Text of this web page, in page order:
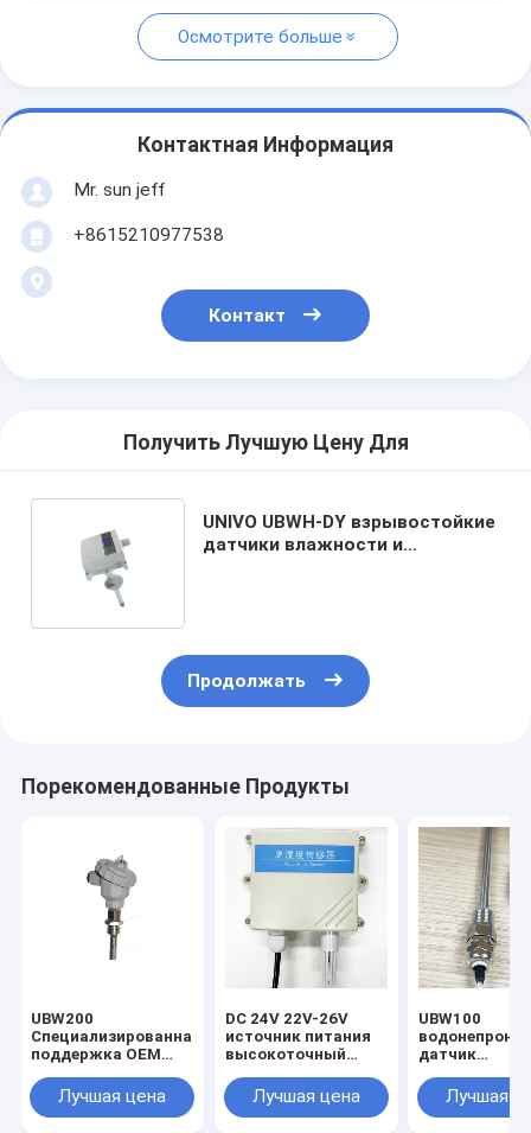
Осмотрите больше
Контактная Информация
Mr. sun jeff
+8615210977538
Контакт
Получить Лучшую Цену Для
UNIVO UBWH-DY взрывостойкие
датчики влажности и
Продолжать
Порекомендованные Продукты
UBW200
Специализированная
поддержка OEM
для цифровых
датчиков
Лучшая цена
DC 24V 22V-26V
источник питания
высокоточный
температуры и
влажности
Лучшая цена
UBW100
датчик
передатчик
компактный,
Лучшая